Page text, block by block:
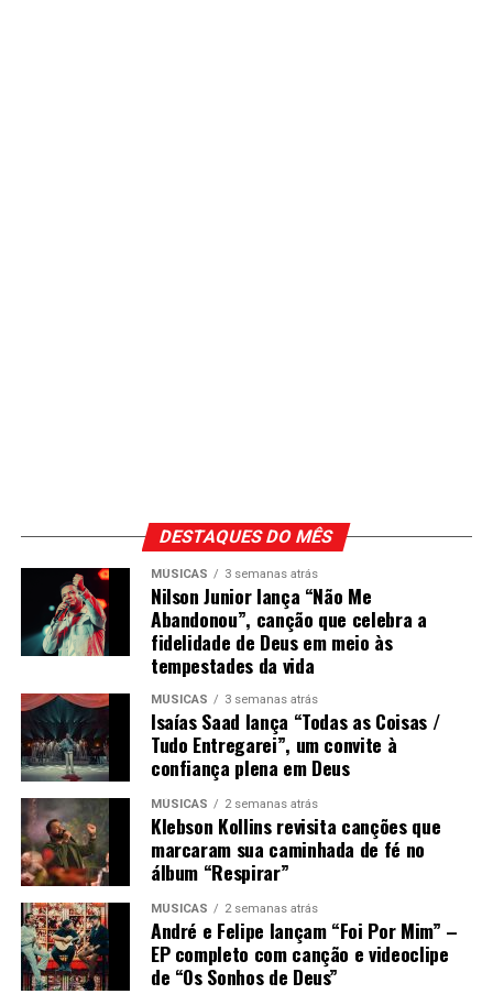
DESTAQUES DO MÊS
MÚSICAS 3 semanas atrás
Nilson Junior lança “Não Me
Abandonou”, canção que celebra a
fidelidade de Deus em meio às
tempestades da vida
MÚSICAS 3 semanas atrás
Isaías Saad lança “Todas as Coisas /
Tudo Entregarei”, um convite à
confiança plena em Deus
MÚSICAS 2 semanas atrás
Klebson Kollins revisita canções que
marcaram sua caminhada de fé no
álbum “Respirar”
MÚSICAS 2 semanas atrás
André e Felipe lançam “Foi Por Mim” –
EP completo com canção e videoclipe
de “Os Sonhos de Deus”